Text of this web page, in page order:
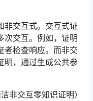
非交互式。交互式证
次交互。例如，证明
者检查响应。而非交
明，通过生成公共参
非交互零知识证明）